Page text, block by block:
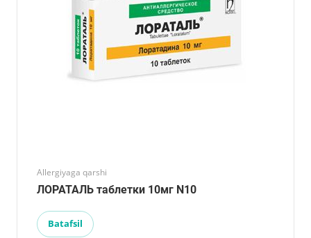
Allergiyaga qarshi
ЛОРАТАЛЬ таблетки 10мг N10
Batafsil